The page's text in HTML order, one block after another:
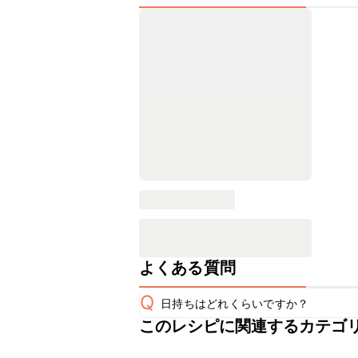
よくある質問
Q 日持ちはどれくらいですか？
こちらのレシピは出来たてをお召し
このレシピに関連するカテゴ